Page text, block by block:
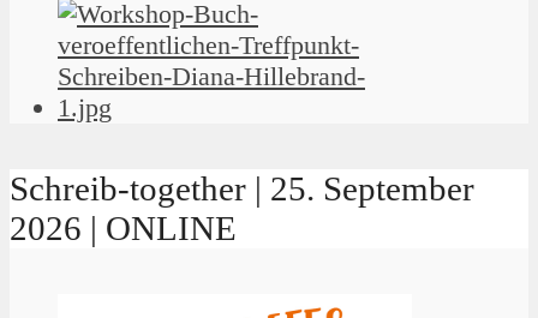
Schreib-together | 25. September
2026 | ONLINE